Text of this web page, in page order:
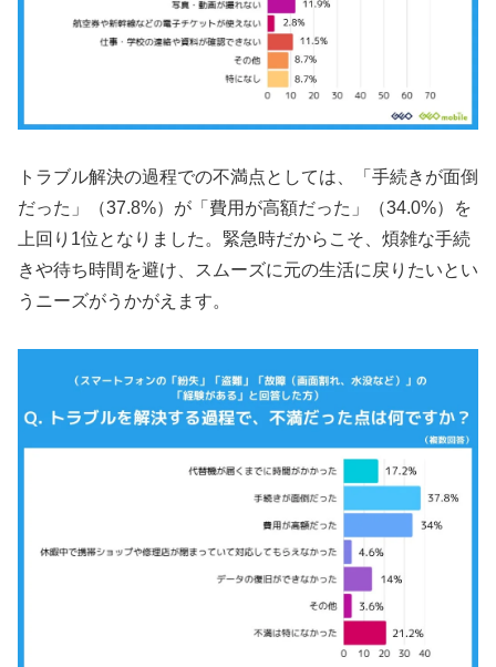
トラブル解決の過程での不満点としては、「手続きが面倒
だった」（37.8%）が「費用が高額だった」（34.0%）を
上回り1位となりました。緊急時だからこそ、煩雑な手続
きや待ち時間を避け、スムーズに元の生活に戻りたいとい
うニーズがうかがえます。